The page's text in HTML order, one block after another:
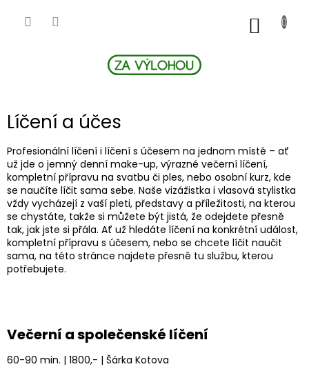
Líčení a účes
Profesionální líčení i líčení s účesem na jednom místě – ať
už jde o jemný denní make-up, výrazné večerní líčení,
kompletní přípravu na svatbu či ples, nebo osobní kurz, kde
se naučíte líčit sama sebe. Naše vizážistka i vlasová stylistka
vždy vycházejí z vaší pleti, představy a příležitosti, na kterou
se chystáte, takže si můžete být jistá, že odejdete přesně
tak, jak jste si přála. Ať už hledáte líčení na konkrétní událost,
kompletní přípravu s účesem, nebo se chcete líčit naučit
sama, na této stránce najdete přesně tu službu, kterou
potřebujete.
Večerní a společenské líčení
60-90 min. | 1800,- | Šárka Kotova